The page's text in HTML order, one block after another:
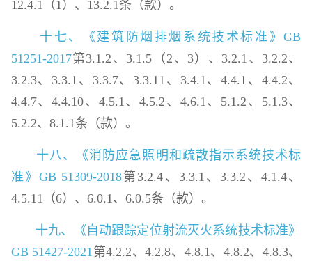
12.4.1（1）、13.2.1条（款）。
十七、《建筑防烟排烟系统技术标准》GB
51251-2017第3.1.2、3.1.5（2、3）、3.2.1、3.2.2、
3.2.3、3.3.1、3.3.7、3.3.11、3.4.1、4.4.1、4.4.2、
4.4.7、4.4.10、4.5.1、4.5.2、4.6.1、5.1.2、5.1.3、
5.2.2、8.1.1条（款）。
十八、《消防应急照明和疏散指示系统技术标
准》GB 51309-2018第3.2.4、3.3.1、3.3.2、4.1.4、
4.5.11（6）、6.0.1、6.0.5条（款）。
十九、《自动跟踪定位射流灭火系统技术标准》
GB 51427-2021 第4.2.2、4.2.8、4.8.1、4.8.2、4.8.3、